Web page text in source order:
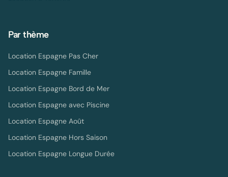
Par thème
Location Espagne Pas Cher
Location Espagne Famille
Location Espagne Bord de Mer
Location Espagne avec Piscine
Location Espagne Août
Location Espagne Hors Saison
Location Espagne Longue Durée